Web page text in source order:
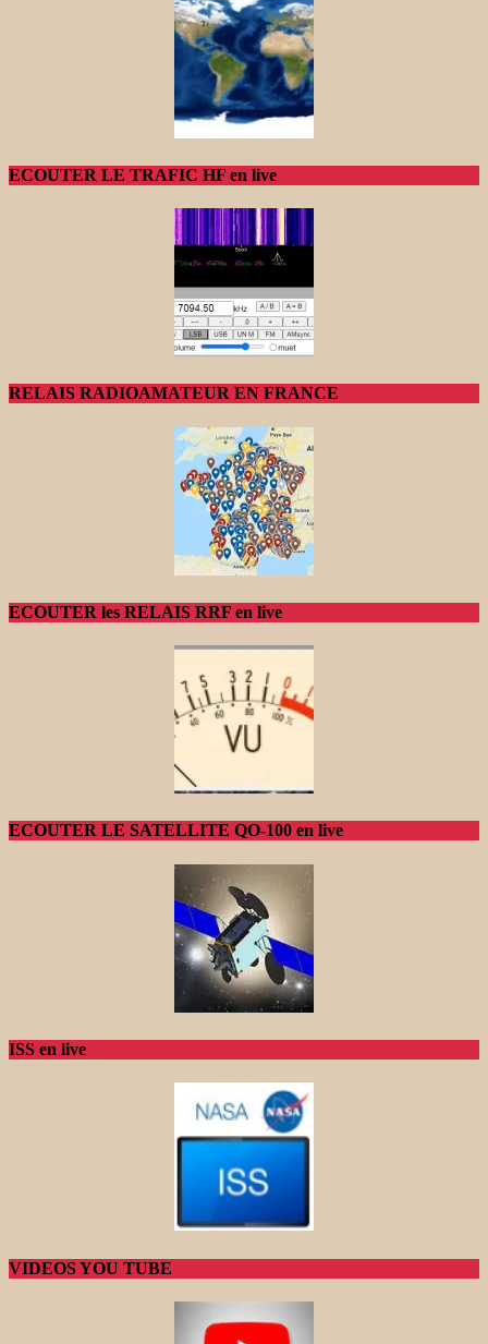
ECOUTER LE TRAFIC HF en live
RELAIS RADIOAMATEUR EN FRANCE
ECOUTER les RELAIS RRF en live
ECOUTER LE SATELLITE QO-100 en live
ISS en live
VIDEOS YOU TUBE